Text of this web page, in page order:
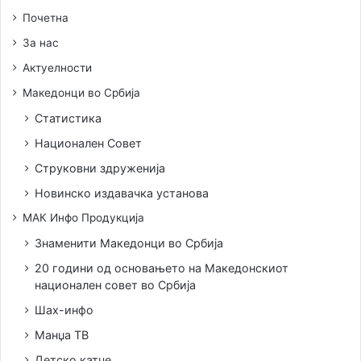
Почетна
За нас
Актуелности
Македонци во Србија
Статистика
Национален Совет
Струковни здруженија
Новинско издавачка установа
МАК Инфо Продукција
Знаменити Македонци во Србија
20 години од основањето на Македонскиот
национален совет во Србија
Шах-инфо
Манџа ТВ